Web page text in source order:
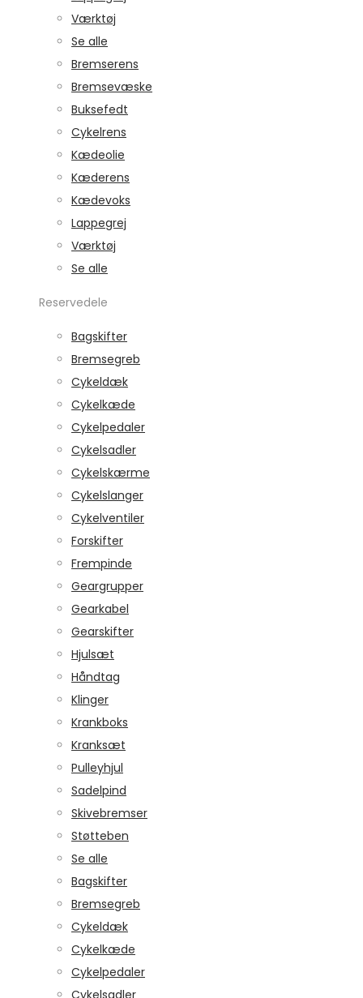
Værktøj
Se alle
Bremserens
Bremsevæske
Buksefedt
Cykelrens
Kædeolie
Kæderens
Kædevoks
Lappegrej
Værktøj
Se alle
Reservedele
Bagskifter
Bremsegreb
Cykeldæk
Cykelkæde
Cykelpedaler
Cykelsadler
Cykelskærme
Cykelslanger
Cykelventiler
Forskifter
Frempinde
Geargrupper
Gearkabel
Gearskifter
Hjulsæt
Håndtag
Klinger
Krankboks
Kranksæt
Pulleyhjul
Sadelpind
Skivebremser
Støtteben
Se alle
Bagskifter
Bremsegreb
Cykeldæk
Cykelkæde
Cykelpedaler
Cykelsadler